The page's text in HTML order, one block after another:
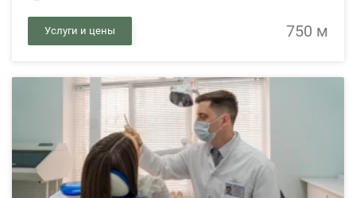
Услуги и цены 750 м